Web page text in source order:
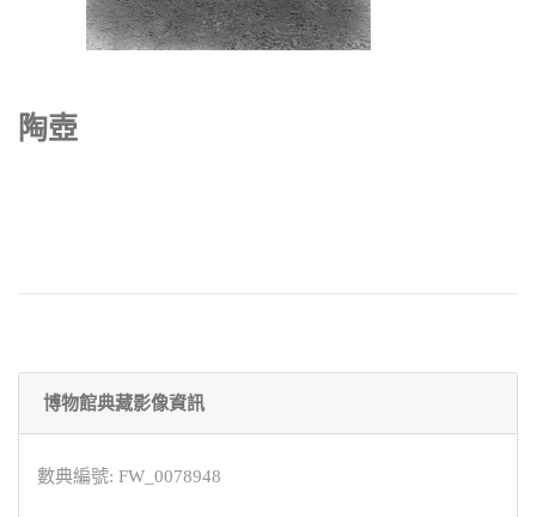
陶壺
博物館典藏影像資訊
數典編號: FW_0078948